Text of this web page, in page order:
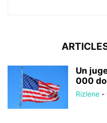
Un
000
Rizlene -